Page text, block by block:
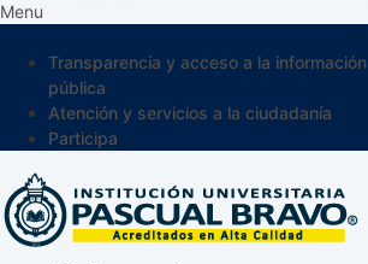
Menu
Transparencia y acceso a la información
pública
Atención y servicios a la ciudadanía
Participa